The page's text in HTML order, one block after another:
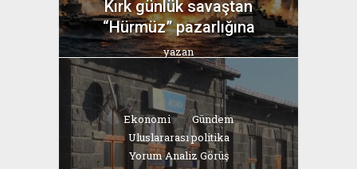
Kırk günlük savaştan
“Hürmüz” pazarlığına
yazan
Bahri Ak
Ekonomi
Gündem
Uluslararası politika
Yorum Analiz Görüş